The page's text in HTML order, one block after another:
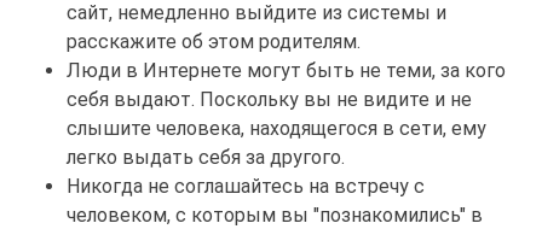
сайт, немедленно выйдите из системы и
расскажите об этом родителям.
Люди в Интернете могут быть не теми, за кого
себя выдают. Поскольку вы не видите и не
слышите человека, находящегося в сети, ему
легко выдать себя за другого.
Никогда не соглашайтесь на встречу с
человеком, с которым вы "познакомились" в